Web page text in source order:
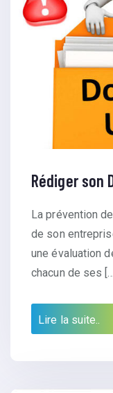
Rédiger son
La prévention
de son
une évaluation
chacun de ses